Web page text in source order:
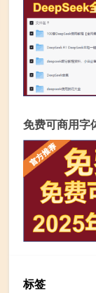
免费可商用字
标签